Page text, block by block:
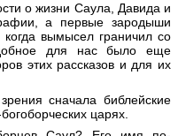
о жизни Саула, Давида и
а первые зародыши
вымысел граничил со
для нас было еще
этих рассказов и для их
сначала библейские
царях.